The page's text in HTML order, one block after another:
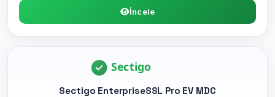
İncele
Sectigo EnterpriseSSL Pro EV MDC